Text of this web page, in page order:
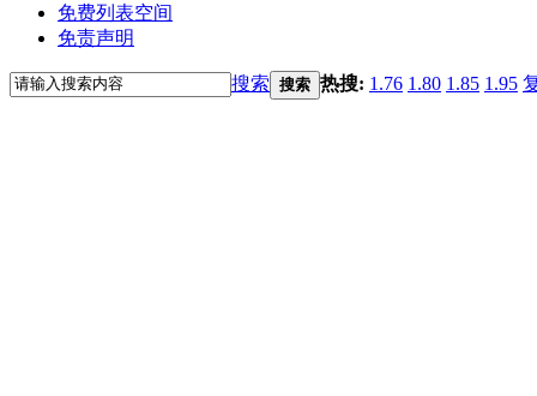
免费列表空间
免责声明
搜索 搜索 热搜: 1.76 1.80 1.85 1.95